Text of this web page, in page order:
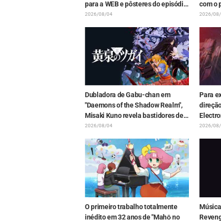
para a WEB e pôsteres do episódio
5 do anime "I Want to Love You Till
2026/08/04
com o
idoso
Witch
2026/
Dubladora de Gabu-chan em
"Daemons of the Shadow Realm",
Misaki Kuno revela bastidores de
sua "atuação de alma" no episódio
acabei chorando..."
2026/08/04
Para
2026/
O primeiro trabalho totalmente
inédito em 32 anos de "Mahō no